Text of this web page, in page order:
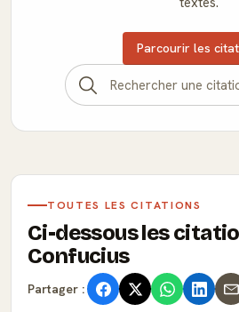
Parcourir les
TOUTES LES CITATIONS
Ci-dessous les
Confucius
Partager :